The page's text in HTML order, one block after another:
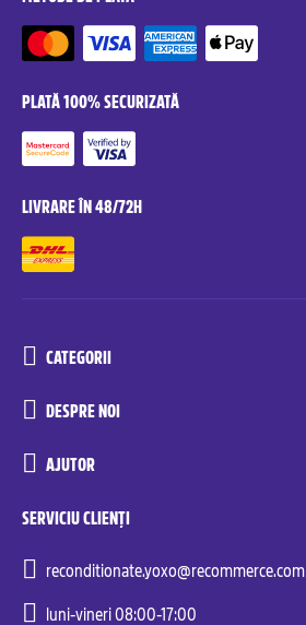
PLATĂ 100% SECURIZATĂ
LIVRARE ÎN 48/72H
CATEGORII
DESPRE NOI
AJUTOR
SERVICIU CLIENȚI
reconditionate.yoxo@recommerce.com
luni-vineri 08:00-17:00